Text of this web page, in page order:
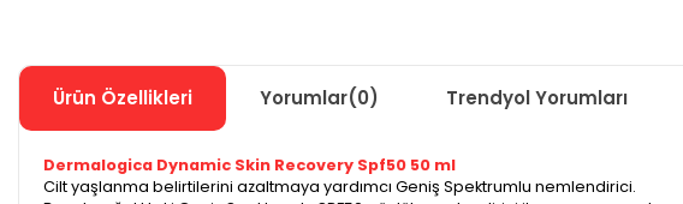
Ürün Özellikleri Yorumlar(0) Trendyol Yorumları
Dermalogica Dynamic Skin Recovery Spf50 50 ml
Cilt yaşlanma belirtilerini azaltmaya yardımcı Geniş Spektrumlu nemlendirici.